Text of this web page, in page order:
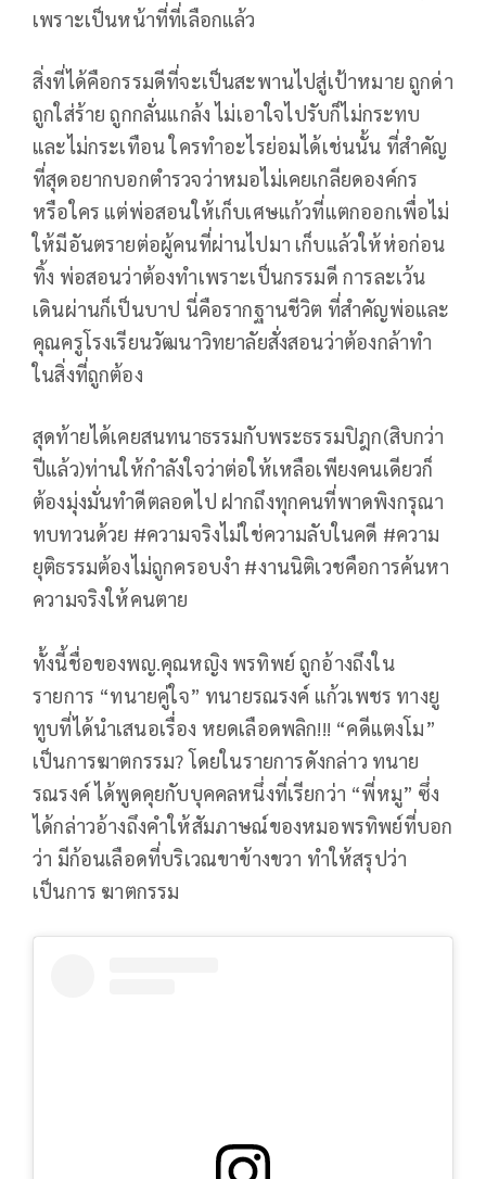
เพราะเป็นหน้าที่ที่เลือกแล้ว
สิ่งที่ได้คือกรรมดีที่จะเป็นสะพานไปสู่เป้าหมาย ถูกด่า
ถูกใส่ร้าย ถูกกลั่นแกล้ง ไม่เอาใจไปรับก็ไม่กระทบ
และไม่กระเทือน ใครทำอะไรย่อมได้เช่นนั้น ที่สำคัญ
ที่สุดอยากบอกตำรวจว่าหมอไม่เคยเกลียดองค์กร
หรือใคร แต่พ่อสอนให้เก็บเศษแก้วที่แตกออกเพื่อไม่
ให้มีอันตรายต่อผู้คนที่ผ่านไปมา เก็บแล้วให้ห่อก่อน
ทิ้ง พ่อสอนว่าต้องทำเพราะเป็นกรรมดี การละเว้น
เดินผ่านก็เป็นบาป นี่คือรากฐานชีวิต ที่สำคัญพ่อและ
คุณครูโรงเรียนวัฒนาวิทยาลัยสั่งสอนว่าต้องกล้าทำ
ในสิ่งที่ถูกต้อง
สุดท้ายได้เคยสนทนาธรรมกับพระธรรมปิฎก(สิบกว่า
ปีแล้ว)ท่านให้กำลังใจว่าต่อให้เหลือเพียงคนเดียวก็
ต้องมุ่งมั่นทำดีตลอดไป ฝากถึงทุกคนที่พาดพิงกรุณา
ทบทวนด้วย #ความจริงไม่ใช่ความลับในคดี #ความ
ยุติธรรมต้องไม่ถูกครอบงำ #งานนิติเวชคือการค้นหา
ความจริงให้คนตาย
ทั้งนี้ชื่อของพญ.คุณหญิง พรทิพย์ ถูกอ้างถึงใน
รายการ “ทนายคู่ใจ” ทนายรณรงค์ แก้วเพชร ทางยู
ทูบที่ได้นำเสนอเรื่อง หยดเลือดพลิก!!! “คดีแตงโม”
เป็นการฆาตกรรม? โดยในรายการดังกล่าว ทนาย
รณรงค์ ได้พูดคุยกับบุคคลหนึ่งที่เรียกว่า “พี่หมู” ซึ่ง
ได้กล่าวอ้างถึงคำให้สัมภาษณ์ของหมอพรทิพย์ที่บอก
ว่า มีก้อนเลือดที่บริเวณขาข้างขวา ทำให้สรุปว่า
เป็นการ ฆาตกรรม